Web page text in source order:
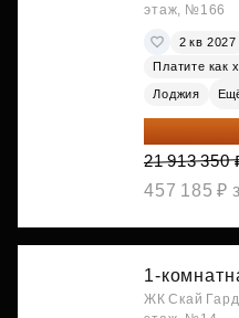
этаж, №166
2 кв 2027
Платите как
Лоджия
19 064
21 913 350
457 185 ₽
1-
ЖК Скай